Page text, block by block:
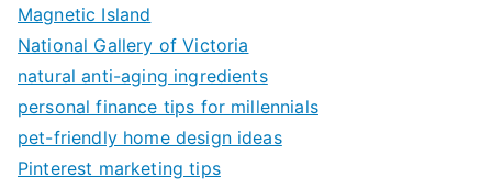
Magnetic Island
National Gallery of Victoria
natural anti-aging ingredients
personal finance tips for millennials
pet-friendly home design ideas
Pinterest marketing tips